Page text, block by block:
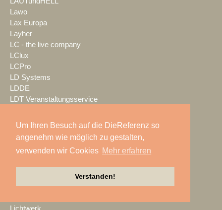
Um Ihren Besuch auf die DieReferenz so
angenehm wie möglich zu gestalten,
verwenden wir Cookies Mehr erfahren
Verstanden!
Lawo
Lax Europa
Layher
LC - the live company
LClux
LCPro
LD Systems
LDDE
LDT Veranstaltungsservice
Lectrosonics
LEDitgo
LEDium
Leyendecker GmbH
Lichtwerk